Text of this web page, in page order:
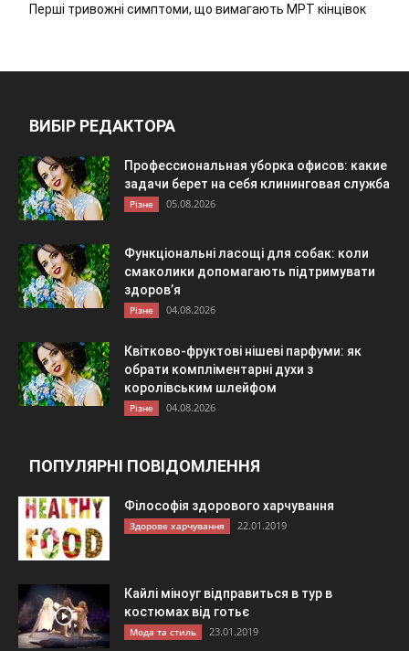
Перші тривожні симптоми, що вимагають МРТ кінцівок
ВИБІР РЕДАКТОРА
Профессиональная уборка офисов: какие
задачи берет на себя клининговая служба
Різне 05.08.2026
Функціональні ласощі для собак: коли
смаколики допомагають підтримувати
здоров’я
Різне 04.08.2026
Квітково-фруктові нішеві парфуми: як
обрати компліментарні духи з
королівським шлейфом
Різне 04.08.2026
ПОПУЛЯРНІ ПОВІДОМЛЕННЯ
Філософія здорового харчування
Здорове харчування 22.01.2019
Кайлі міноуг відправиться в тур в
костюмах від готьє
Мода та стиль 23.01.2019